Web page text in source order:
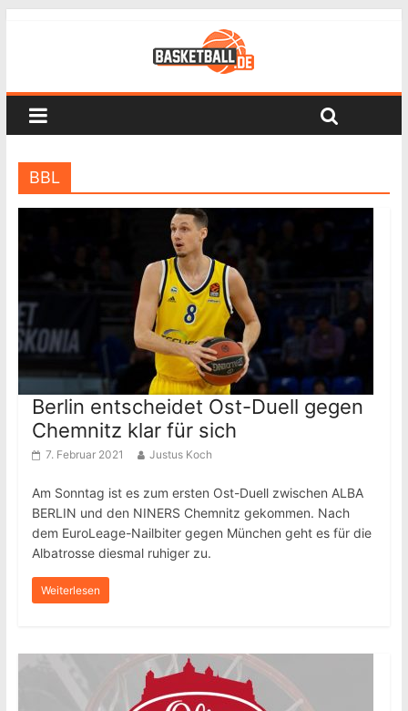
BBL
Berlin entscheidet Ost-Duell gegen
Chemnitz klar für sich
7. Februar 2021 Justus Koch
Am Sonntag ist es zum ersten Ost-Duell zwischen ALBA
BERLIN und den NINERS Chemnitz gekommen. Nach
dem EuroLeage-Nailbiter gegen München geht es für die
Albatrosse diesmal ruhiger zu.
Weiterlesen